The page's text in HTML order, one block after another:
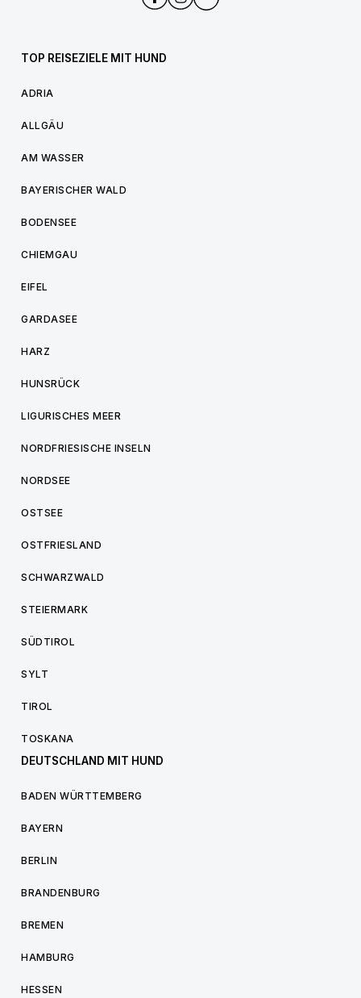
TOP REISEZIELE MIT HUND
ADRIA
ALLGÄU
AM WASSER
BAYERISCHER WALD
BODENSEE
CHIEMGAU
EIFEL
GARDASEE
HARZ
HUNSRÜCK
LIGURISCHES MEER
NORDFRIESISCHE INSELN
NORDSEE
OSTSEE
OSTFRIESLAND
SCHWARZWALD
STEIERMARK
SÜDTIROL
SYLT
TIROL
TOSKANA
DEUTSCHLAND MIT HUND
BADEN WÜRTTEMBERG
BAYERN
BERLIN
BRANDENBURG
BREMEN
HAMBURG
HESSEN